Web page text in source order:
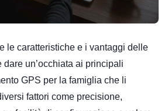
le caratteristiche e i vantaggi delle
un’occhiata ai principali
GPS per la famiglia che li
fattori come precisione,